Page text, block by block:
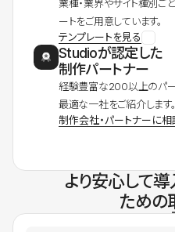
業種・業界やサイト種別
ートをご用意しています。
テンプレートを見る
Studioが認定した
制作パートナー
経験豊富な200以上のパー
最適な一社をご紹介します。
制作会社・パートナーに相
より安心して導
ための